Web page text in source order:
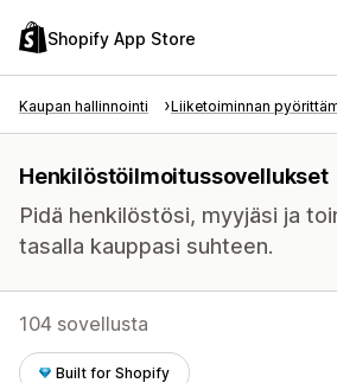
Shopify App Store
Kaupan hallinnointi Liiketoiminnan
Henkilöstöilmoitussovellukset
Pidä henkilöstösi, myyjäsi ja
tasalla kauppasi suhteen.
104 sovellusta
Built for Shopify